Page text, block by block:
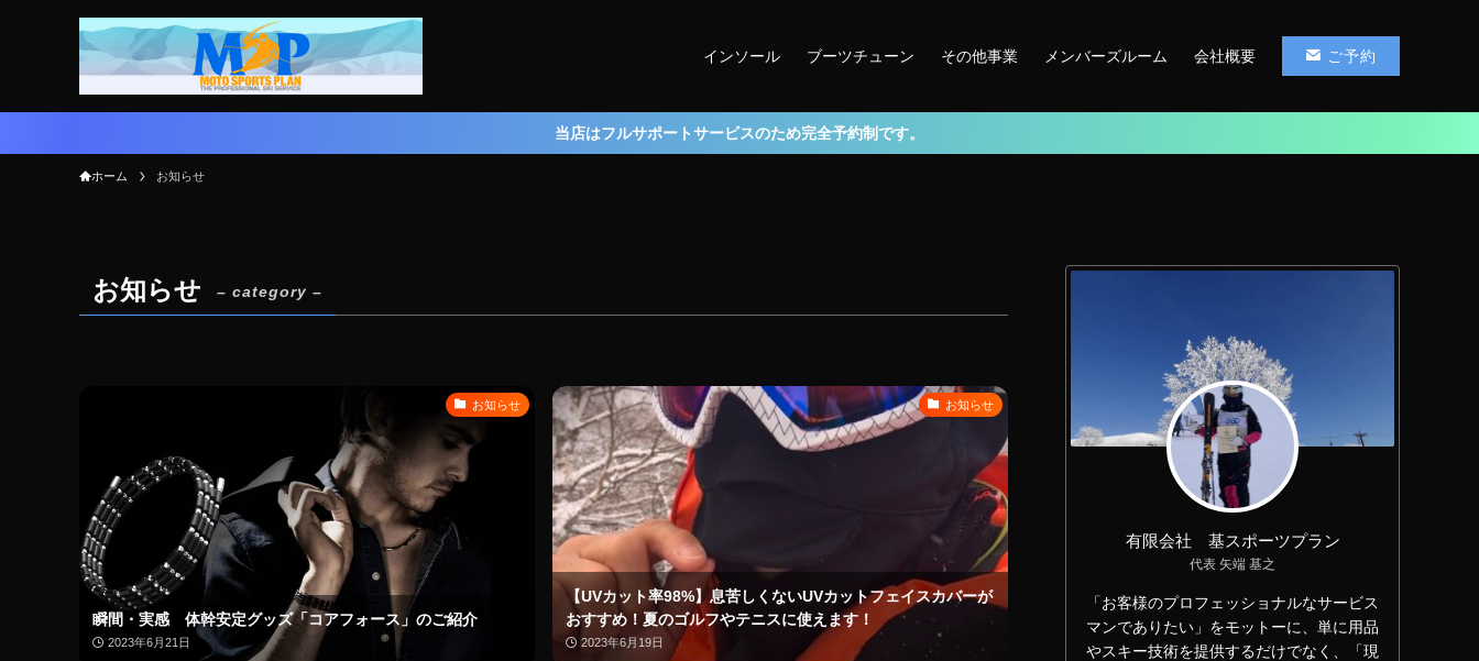
インソール ブーツチューン その他事業 メンバーズルーム 会社概要 ご予約
当店はフルサポートサービスのため完全予約制です。
ホーム お知らせ
お知らせ – category –
お知らせ
瞬間・実感 体幹安定グッズ「コアフォース」のご紹介
2023年6月21日
お知らせ
【UVカット率98%】息苦しくないUVカットフェイスカバーが
おすすめ！夏のゴルフやテニスに使えます！
2023年6月19日
有限会社 基スポーツプラン
代表 矢端 基之
「お客様のプロフェッショナルなサービス
マンでありたい」をモットーに、単に用品
やスキー技術を提供するだけでなく、「現